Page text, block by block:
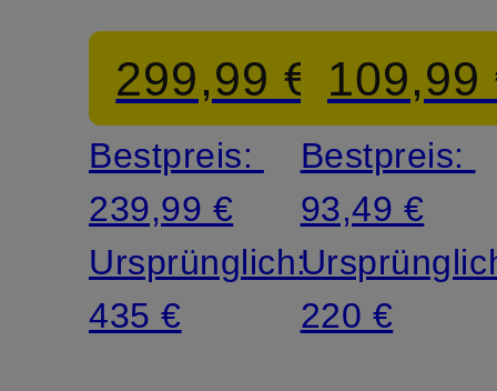
ABIGAIL
C299,99 €
Bestpreis:
239,99 €
Ursprünglich:
435 €
KENDR-
A109,99
Bestpreis:
93,49 €
220 €